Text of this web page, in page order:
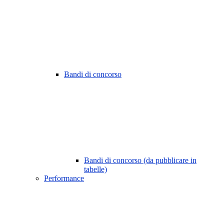
Bandi di concorso
Bandi di concorso (da pubblicare in
tabelle)
Performance